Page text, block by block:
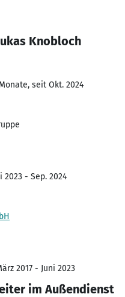
Knobloch
seit Okt. 2024
2023 - Sep. 2024
2017 - Juni 2023
im Außendienst